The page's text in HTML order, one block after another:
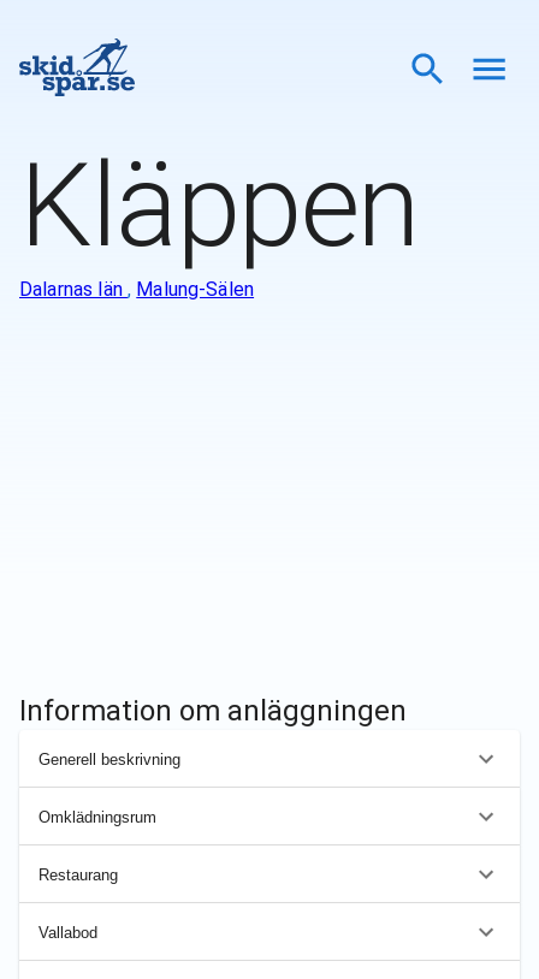
Kläppen
Dalarnas län , Malung-Sälen
Information om anläggningen
Generell beskrivning
Omklädningsrum
Restaurang
Vallabod